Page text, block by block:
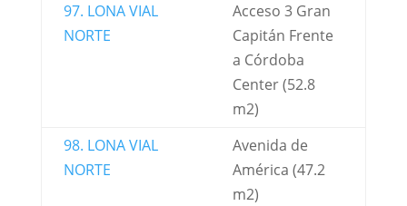
97. LONA VIAL
NORTE
Acceso 3 Gran
Capitán Frente
a Córdoba
Center (52.8
m2)
98. LONA VIAL
NORTE
Avenida de
América (47.2
m2)